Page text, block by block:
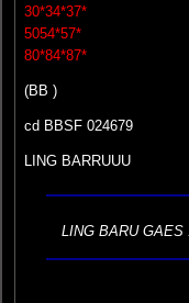
30*34*37*
5054*57*
80*84*87*
(BB )
cd BBSF 024679
LING BARRUUU
LING BARU GAES